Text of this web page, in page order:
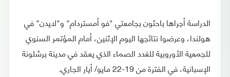
الدراسة أجراها باحثون بجامعتي "فو أمستردام" و"لايدن" في
هولندا، وعرضوا نتائجها اليوم الإثنين، أمام المؤتمر السنوي
للجمعية الأوروبية للغدد الصماء الذي يعقد في مدينة برشلونة
الإسبانية، في الفترة من 19-22 مايو/ أيار الجاري.